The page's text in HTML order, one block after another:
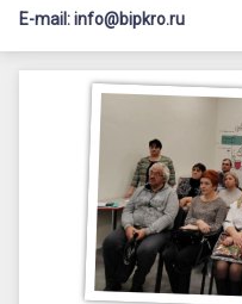
Иные конкурсы
E-mail: info@bipkro.ru
Состоялась
региональная
методическая
конференция
«Центр
ГАУ ДПО "БИПКРО"